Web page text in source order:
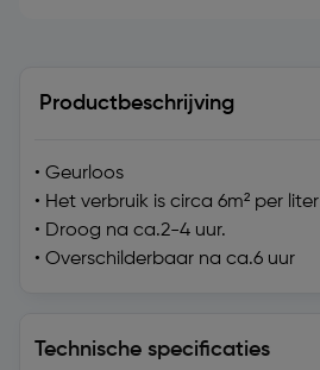
Productbeschrijving
• Geurloos
• Het verbruik is circa 6m² per liter
• Droog na ca.2-4 uur.
• Overschilderbaar na ca.6 uur
Technische specificaties